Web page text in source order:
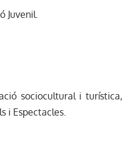
Juvenil.
sociocultural i turística,
i Espectacles.